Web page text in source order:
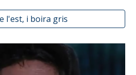
l'est, i boira gris